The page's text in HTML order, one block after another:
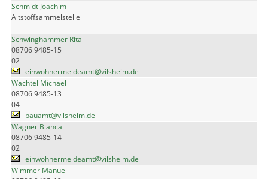
Schmidt Joachim
Altstoffsammelstelle
Schwinghammer Rita
08706 9485-15
02
einwohnermeldeamt@vilsheim.de
Wachtel Michael
08706 9485-13
04
bauamt@vilsheim.de
Wagner Bianca
08706 9485-14
02
einwohnermeldeamt@vilsheim.de
Wimmer Manuel